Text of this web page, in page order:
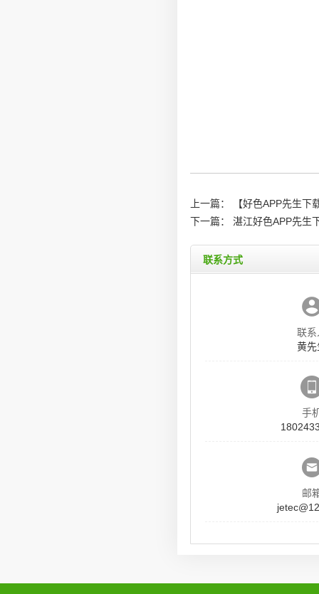
上一篇：
【好色APP先生
下一篇：
湛江好色APP先生
联系方式
联系
黄先
手
邮